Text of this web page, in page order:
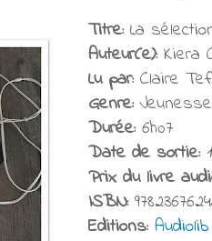
Titre: La
Auteur(e): Kiera
Lu par: Claire
Genre:
Durée: 6h07
Date de sortie:
Prix du livre
ISBN:
Editions: Audiolib